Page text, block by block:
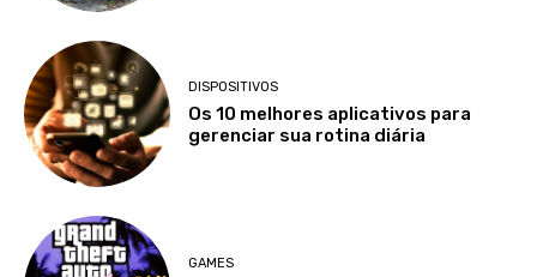
DISPOSITIVOS
Os 10 melhores aplicativos para
gerenciar sua rotina diária
GAMES